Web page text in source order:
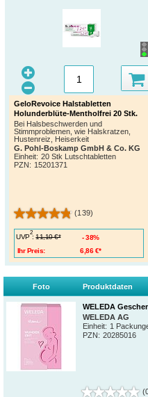
GeloRevoice Halstabletten
Holunderblüte-Mentholfrei 20 Stk.
Bei Halsbeschwerden und
Stimmproblemen, wie Halskratzen,
Hustenreiz, Heiserkeit
G. Pohl-Boskamp GmbH & Co. KG
Einheit: 20 Stk Lutschtabletten
PZN: 15201371
(139)
UVP
2
: 11,10 €*
Ihr Preis:
6,86 €*
38%
Foto Produktdaten
WELEDA
WELEDA AG
Einheit: 1
PZN: 20285016